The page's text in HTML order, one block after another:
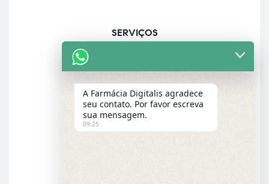
SERVIÇOS
Acolhimento farmacêutico
Assistência personalizada
Check-up
Entrega a domicílio
A Farmácia Digitalis agradece
seu contato. Por favor escreva
sua mensagem.
09:25